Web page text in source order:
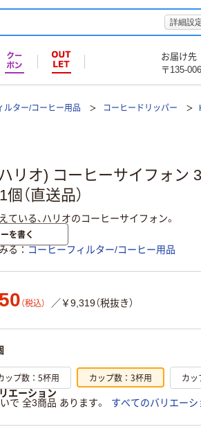
詳細設
お届け先
〒135-
ルター/コーヒー用品 コーヒードリッパー
リオ) コーヒーサイフォン
（直送品）
ている、ハリオのコーヒーサイフォン。
を書く
る コーヒーフィルター/コーヒー用品
（税込） ／￥9,319（税抜き）
ップ数：5杯用 カップ数：3杯用 カッ
エーション
いで 全3商品 あります。
すべてのバリエーシ